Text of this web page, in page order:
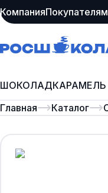
КомпанияПокупателям
ШОКОЛАД
Главная
Каталог